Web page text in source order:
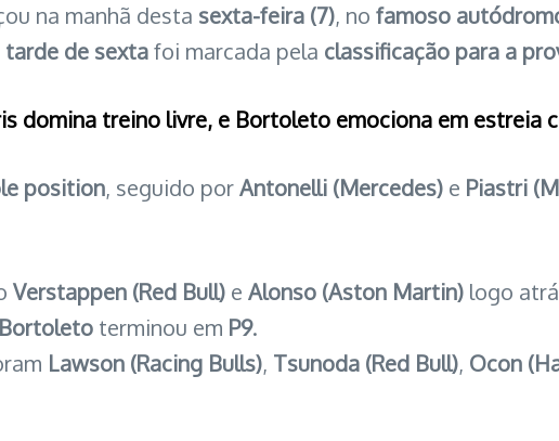
na manhã desta sexta-feira (7), no famoso
tarde de sextafoi marcada pela classificação para a
domina treino livre, e Bortoleto emociona em estreia
position, seguido porAntonelli (Mercedes) e Piastri
Verstappen (Red Bull) e Alonso (Aston Martin) logo
Bortoleto terminou em P9.
Lawson (Racing Bulls), Tsunoda (Red Bull), Ocon